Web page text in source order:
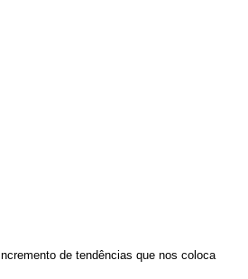
de tendências que nos coloca